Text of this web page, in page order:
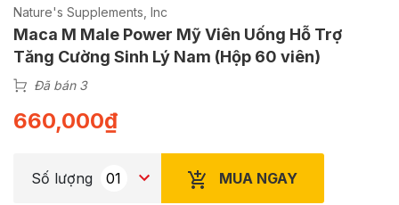
Nature's Supplements, Inc
Maca M Male Power Mỹ Viên Uống Hỗ Trợ
Tăng Cường Sinh Lý Nam (Hộp 60 viên)
Đã bán 3
660,000₫
Số lượng MUA NGAY